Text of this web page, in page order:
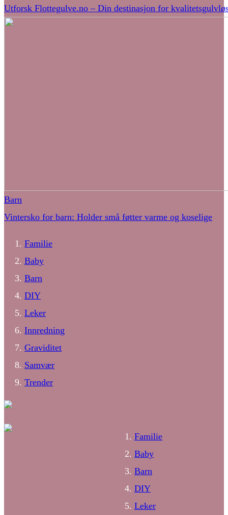
Utforsk Flottegulve.no – Din destinasjon for
Barn
Vintersko for barn: Holder små føtter varme og koselige
Familie
Baby
Barn
DIY
Leker
Innredning
Graviditet
Samvær
Trender
Familie
Baby
Barn
DIY
Leker